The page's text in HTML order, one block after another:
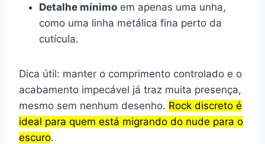
Detalhe mínimo em apenas uma unha,
como uma linha metálica fina perto da
cutícula.
Dica útil: manter o comprimento controlado e o
acabamento impecável já traz muita presença,
mesmo sem nenhum desenho. Rock discreto é
ideal para quem está migrando do nude para o
escuro.